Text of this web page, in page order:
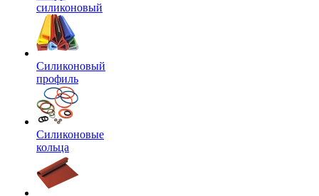
силиконовый
Силиконовый
профиль
Силиконовые
кольца